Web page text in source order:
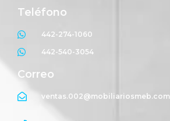
Teléfono
442-274-1060
442-540-3054
Correo
ventas.002@mobiliariosmeb.com